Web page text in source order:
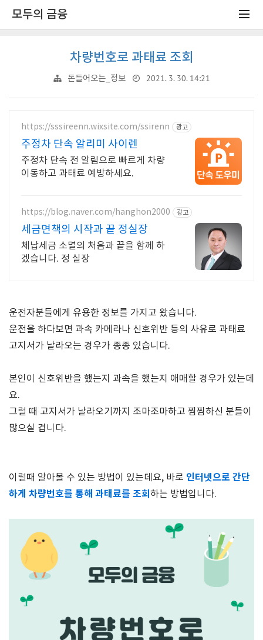
모두의 금융
차량번호로 과태료 조회
돈들어오는_정보 2021. 3. 30. 14:21
https://sssireenn.wixsite.com/ssirenn 광고
주정차 단속 알리미 사이렌
주정차 단속 전 알림으로 빠르게 차량
이동하고 과태료 예방하세요.
https://blog.naver.com/hanghon2000 광고
세금면책의 시작과 끝 정실장
체납세금 소멸의 처음과 끝을 함께 하
겠습니다. 정 실장
운전자분들에게 유용한 정보를 가지고 왔습니다.
운전을 하다보면 과속 카메라나 신호위반 등의 사유로 과태료
고지서가 날라오는 경우가 종종 있습니다.
본인이 신호위반을 했는지 과속을 했는지 애매할 경우가 있는데
요.
그럴 때 고지서가 날라오기까지 조마조마하고 찜찜하신 분들이
많으실 겁니다.
이럴때 알아볼 수 있는 방법이 있는데요, 바로 인터넷으로 간단
하게 차량번호를 통해 과태료를 조회 하는 방법입니다.